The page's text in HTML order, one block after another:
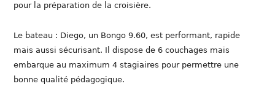
pour la préparation de la croisière.
Le bateau : Diego, un Bongo 9.60, est performant, rapide
mais aussi sécurisant. Il dispose de 6 couchages mais
embarque au maximum 4 stagiaires pour permettre une
bonne qualité pédagogique.